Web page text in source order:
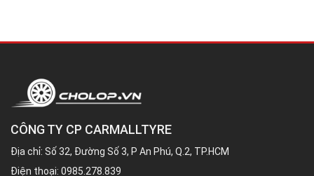
CÔNG TY CP CARMALLTYRE
Địa chỉ: Số 32, Đường Số 3, P An Phú, Q.2, TP.HCM
Điện thoại: 0985.278.839